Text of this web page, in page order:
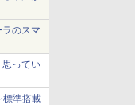
ラのスマ
ってい
標準搭載